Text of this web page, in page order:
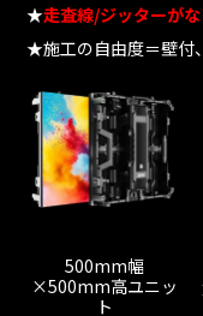
★走査線/ジッターが
★施工の自由度＝壁付
500mm幅
×500mm高ユニッ
ト